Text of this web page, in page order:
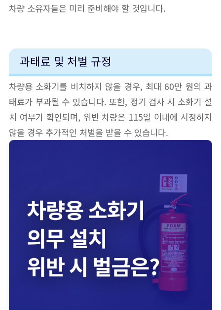
차량 소유자들은 미리 준비해야 할 것입니다.
과태료 및 처벌 규정
차량용 소화기를 비치하지 않을 경우, 최대 60만 원의 과
태료가 부과될 수 있습니다. 또한, 정기 검사 시 소화기 설
치 여부가 확인되며, 위반 차량은 115일 이내에 시정하지
않을 경우 추가적인 처벌을 받을 수 있습니다.